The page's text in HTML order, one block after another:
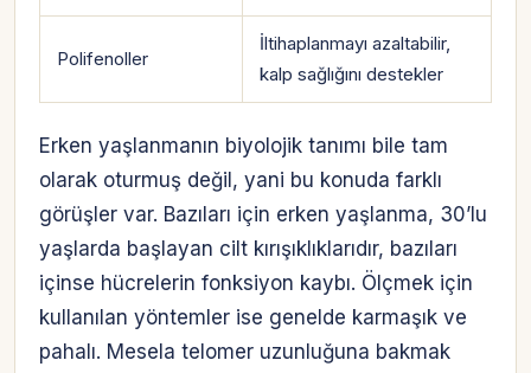
Polifenoller
İltihaplanmayı azaltabilir,
kalp sağlığını destekler
Erken yaşlanmanın biyolojik tanımı bile tam
olarak oturmuş değil, yani bu konuda farklı
görüşler var. Bazıları için erken yaşlanma, 30’lu
yaşlarda başlayan cilt kırışıklıklarıdır, bazıları
içinse hücrelerin fonksiyon kaybı. Ölçmek için
kullanılan yöntemler ise genelde karmaşık ve
pahalı. Mesela telomer uzunluğuna bakmak